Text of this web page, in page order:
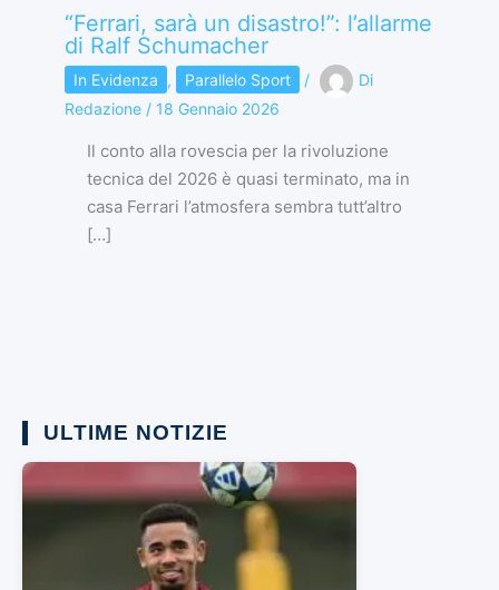
“Ferrari, sarà un disastro!”: l’allarme
di Ralf Schumacher
In Evidenza , Parallelo Sport /
Di
Redazione / 18 Gennaio 2026
Il conto alla rovescia per la rivoluzione
tecnica del 2026 è quasi terminato, ma in
casa Ferrari l’atmosfera sembra tutt’altro
[…]
ULTIME NOTIZIE